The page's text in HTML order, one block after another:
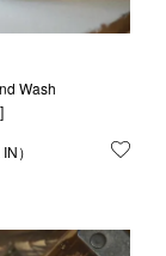
る
Wash